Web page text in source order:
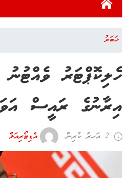
ޚަބަރު
ހެލިކޮޕްޓަރު
އިރާނުގެ ރައީސް
2 އަހރު ކުރިން އެޑިޓޯރިއަލް